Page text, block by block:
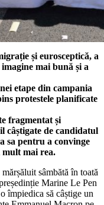
și eurosceptică, a
mai bună și a
etape din campania
protestele planificate
fragmentat și
câștigate de candidatul
sa pentru a convinge
mult mai rea.
sâmbătă în toată
Marine Le Pen
împiedica să câștige un